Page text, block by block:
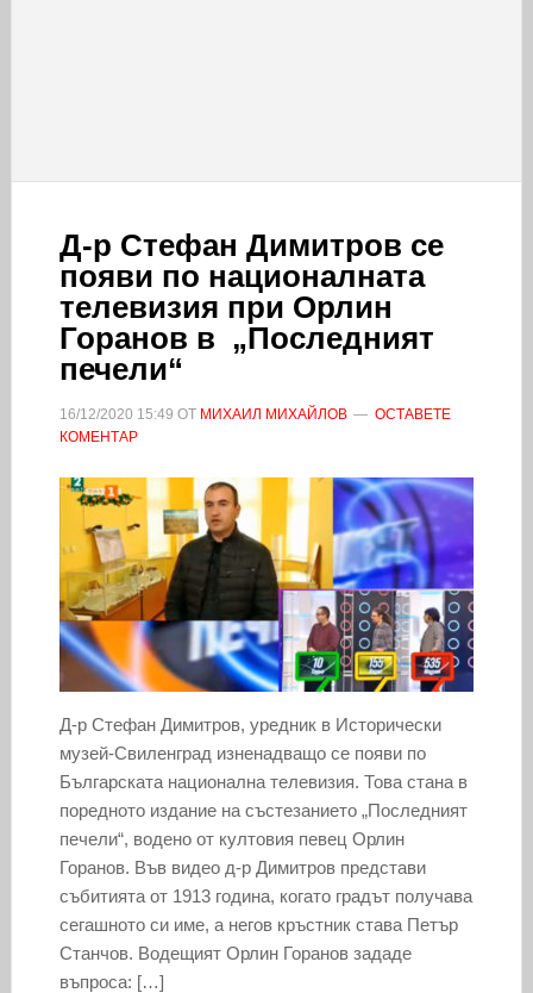
Д-р Стефан Димитров се
появи по националната
телевизия при Орлин
Горанов в „Последният
печели“
16/12/2020 15:49 ОТ МИХАИЛ МИХАЙЛОВ
ОСТАВЕТЕ
КОМЕНТАР
Д-р Стефан Димитров, уредник в Исторически
музей-Свиленград изненадващо се появи по
Българската национална телевизия. Това стана в
поредното издание на състезанието „Последният
печели“, водено от култовия певец Орлин
Горанов. Във видео д-р Димитров представи
събитията от 1913 година, когато градът получава
сегашното си име, а негов кръстник става Петър
Станчов. Водещият Орлин Горанов зададе
въпроса: […]